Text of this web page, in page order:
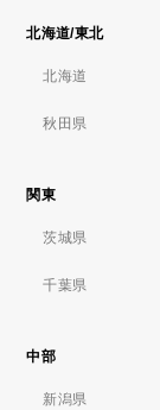
北海道/東北
北海道
秋田県
関東
茨城県
千葉県
中部
新潟県